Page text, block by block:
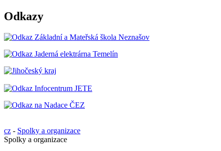
Odkazy
cz - Spolky a organizace
Spolky a organizace